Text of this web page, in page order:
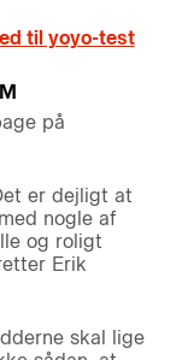
til yoyo-test
på
er dejligt at
nogle af
og roligt
Erik
skal lige